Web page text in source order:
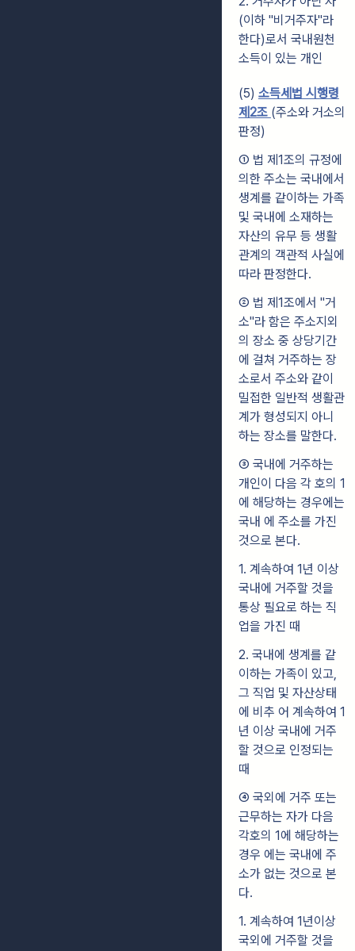
(이하 "비거주자"라
한다)로서 국내원천
소득이 있는 개인
(5) 소득세법 시행령
제2조 (주소와 거소의
판정)
① 법 제1조의 규정에
의한 주소는 국내에서
생계를 같이하는 가족
및 국내에 소재하는
자산의 유무 등 생활
관계의 객관적 사실에
따라 판정한다.
② 법 제1조에서 "거
소"라 함은 주소지외
의 장소 중 상당기간
에 걸쳐 거주하는 장
소로서 주소와 같이
밀접한 일반적 생활관
계가 형성되지 아니
하는 장소를 말한다.
③ 국내에 거주하는
개인이 다음 각 호의 1
에 해당하는 경우에는
국내 에 주소를 가진
것으로 본다.
1. 계속하여 1년 이상
국내에 거주할 것을
통상 필요로 하는 직
업을 가진 때
2. 국내에 생계를 같
이하는 가족이 있고,
그 직업 및 자산상태
에 비추 어 계속하여 1
년 이상 국내에 거주
할 것으로 인정되는
때
④ 국외에 거주 또는
근무하는 자가 다음
각호의 1에 해당하는
경우 에는 국내에 주
소가 없는 것으로 본
다.
1. 계속하여 1년이상
국외에 거주할 것을